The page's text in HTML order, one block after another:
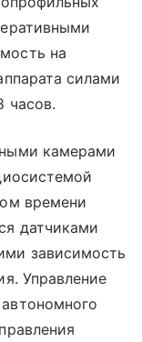
на
силами
часов.
камерами
времени
датчиками
зависимость
Управление